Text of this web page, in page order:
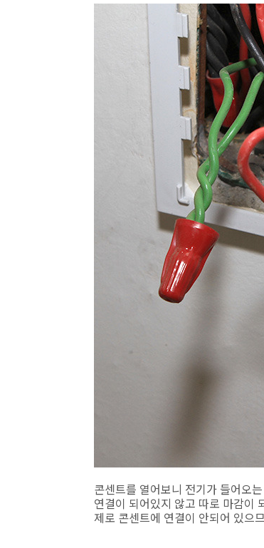
콘센트를 열어보니 전기가 들어오
연결이 되어있지 않고 따로 마감이
제로 콘센트에 연결이 안되어 있으